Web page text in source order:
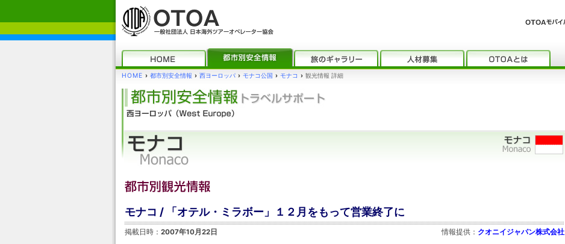
HOME › 都市別安全情報 › 西ヨーロッパ › モナコ公国 › モナコ › 観光情報 詳細
モナコ / 「オテル・ミラボー」１２月をもって営業終了に
掲載日時： 2007年10月22日 情報提供： クオニイジャパン株式会社